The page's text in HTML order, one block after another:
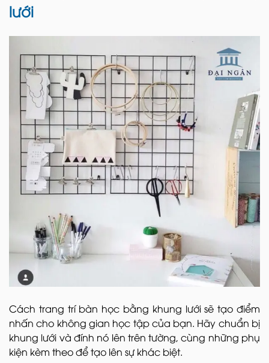
lưới
Cách trang trí bàn học bằng khung lưới sẽ tạo điểm
nhấn cho không gian học tập của bạn. Hãy chuẩn bị
khung lưới và đính nó lên trên tường, cùng những phụ
kiện kèm theo để tạo lên sự khác biệt.